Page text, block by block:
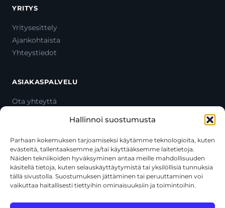
Hallinnoi suostumusta
Parhaan kokemuksen tarjoamiseksi käytämme teknologioita, kuten
evästeitä, tallentaaksemme ja/tai käyttääksemme laitetietoja.
Näiden tekniikoiden hyväksyminen antaa meille mahdollisuuden
käsitellä tietoja, kuten selauskäyttäytymistä tai yksilöllisiä tunnuksia
tällä sivustolla. Suostumuksen jättäminen tai peruuttaminen voi
vaikuttaa haitallisesti tiettyihin ominaisuuksiin ja toimintoihin.
YRITYS
Yritysesittely
Ajankohtaista
Yhteystiedot
ASIAKASPALVELU
Ota yhteyttä
Toimitustavat
Usein kysytyt kysymykset
+358 44 270 3795
asiakaspalvelu@toolcat.fi